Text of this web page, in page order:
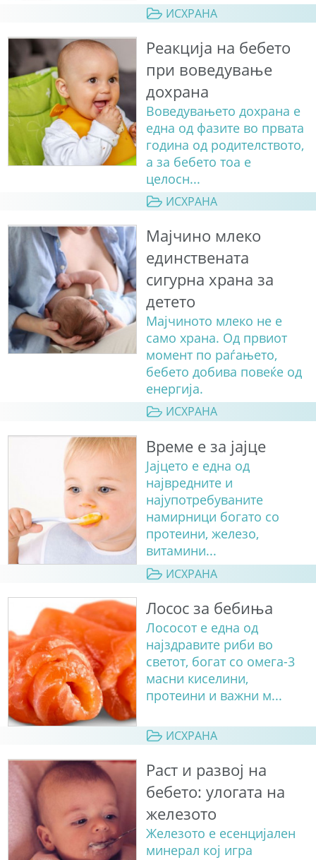
ИСХРАНА
Реакција на бебето
при воведување
дохрана
Воведувањето дохрана е
една од фазите во првата
година од родителството,
а за бебето тоа е
целосн...
ИСХРАНА
Мајчино млеко
единствената
сигурна храна за
детето
Мајчиното млеко не е
само храна. Од првиот
момент по раѓањето,
бебето добива повеќе од
енергија.
ИСХРАНА
Време е за јајце
Јајцето е една од
највредните и
најупотребуваните
намирници богато со
протеини, железо,
витамини...
ИСХРАНА
Лосос за бебиња
Лососот е една од
најздравите риби во
светот, богат со омега-3
масни киселини,
протеини и важни м...
ИСХРАНА
Раст и развој на
бебето: улогата на
железото
Железото е есенцијален
минерал кој игра